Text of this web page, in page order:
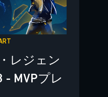
レジェン
- MVPプレ